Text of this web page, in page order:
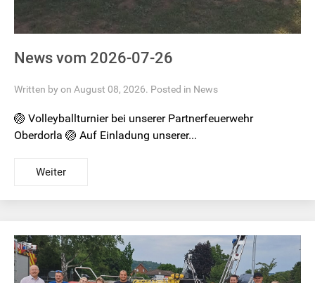
News vom 2026-07-26
Written by on August 08, 2026. Posted in News
🏐 Volleyballturnier bei unserer Partnerfeuerwehr
Oberdorla 🏐 Auf Einladung unserer...
Weiter